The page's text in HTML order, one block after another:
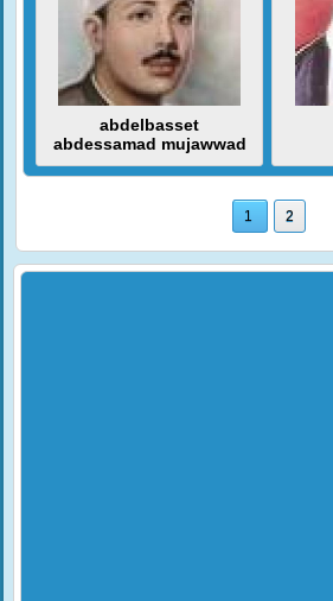
abdelbasset
abdessamad mujawwad
1 2